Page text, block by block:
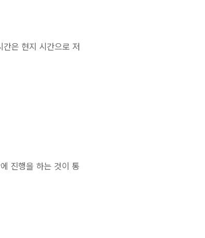
은 현지 시간으로 저
진행을 하는 것이 통